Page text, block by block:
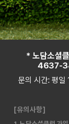
* 노담소셜
4637-
문의 시간: 평
[유의사항]